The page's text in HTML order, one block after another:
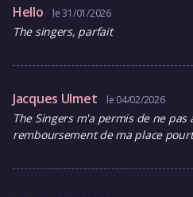
Hello le 31/01/2026
The singers, parfait
Jacques Ulmet le 04/02/2026
The Singers m'a permis de ne
remboursement de ma place